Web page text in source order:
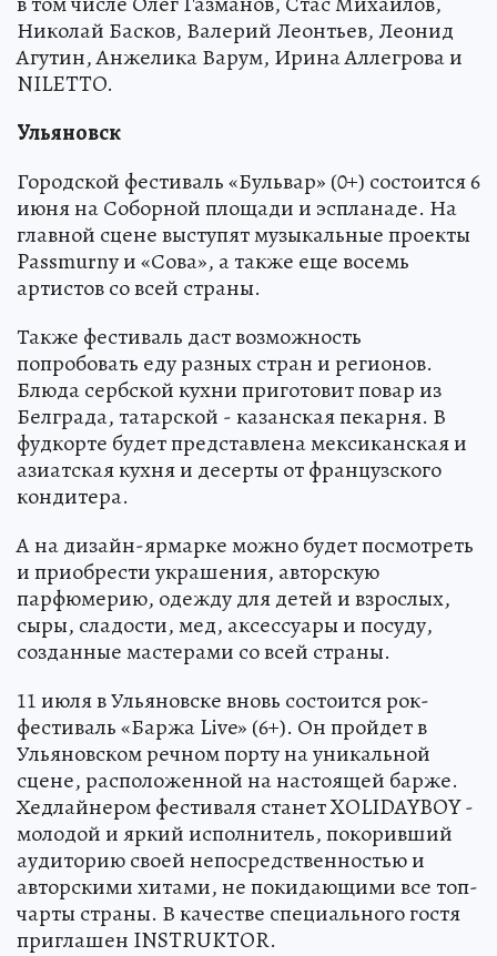
Николай Басков, Валерий Леонтьев, Леонид
Агутин, Анжелика Варум, Ирина Аллегрова и
NILETTO.
Ульяновск
Городской фестиваль «Бульвар» (0+) состоится 6
июня на Соборной площади и эспланаде. На
главной сцене выступят музыкальные проекты
Passmurny и «Сова», а также еще восемь
артистов со всей страны.
Также фестиваль даст возможность
попробовать еду разных стран и регионов.
Блюда сербской кухни приготовит повар из
Белграда, татарской - казанская пекарня. В
фудкорте будет представлена мексиканская и
азиатская кухня и десерты от французского
кондитера.
А на дизайн-ярмарке можно будет посмотреть
и приобрести украшения, авторскую
парфюмерию, одежду для детей и взрослых,
сыры, сладости, мед, аксессуары и посуду,
созданные мастерами со всей страны.
11 июля в Ульяновске вновь состоится рок-
фестиваль «Баржа Live» (6+). Он пройдет в
Ульяновском речном порту на уникальной
сцене, расположенной на настоящей барже.
Хедлайнером фестиваля станет XOLIDAYBOY -
молодой и яркий исполнитель, покоривший
аудиторию своей непосредственностью и
авторскими хитами, не покидающими все топ-
чарты страны. В качестве специального гостя
приглашен INSTRUKTOR.